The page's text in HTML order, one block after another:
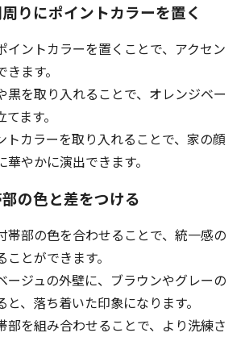
りにポイントカラーを置く
イントカラーを置くことで、アクセン
ます。
黒を取り入れることで、オレンジベー
ます。
トカラーを取り入れることで、家の顔
やかに演出できます。
の色と差をつける
帯部の色を合わせることで、統一感の
とができます。
ージュの外壁に、ブラウンやグレーの
、落ち着いた印象になります。
部を組み合わせることで、より洗練さ